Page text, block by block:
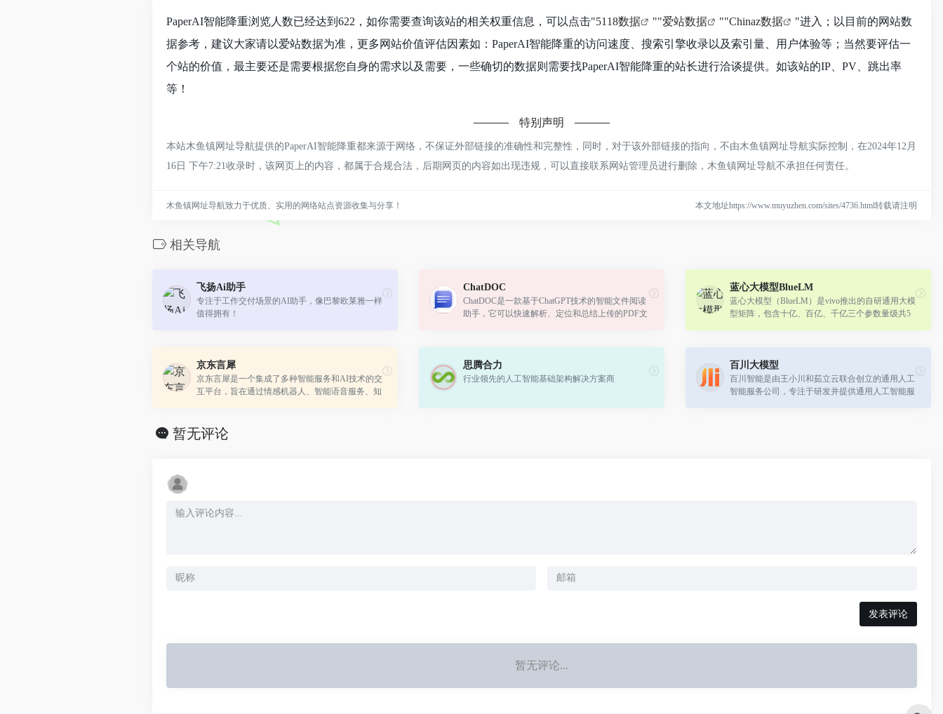
PaperAI智能降重浏览人数已经达到622，如你需要查询该站的相关权重信息，可以点击"5118数据 ""爱站数据 ""Chinaz数据
"进入；以目前的网站数
据参考，建议大家请以爱站数据为准，更多网站价值评估因素如：PaperAI智能降重的访问速度、搜索引擎收录以及索引量、用户体验等；当然要评估一
个站的价值，最主要还是需要根据您自身的需求以及需要，一些确切的数据则需要找PaperAI智能降重的站长进行洽谈提供。如该站的IP、PV、跳出率
等！
特别声明
本站木鱼镇网址导航提供的PaperAI智能降重都来源于网络，不保证外部链接的准确性和完整性，同时，对于该外部链接的指向，不由木鱼镇网址导航实际控制，在2024年12月
16日 下午7:21收录时，该网页上的内容，都属于合规合法，后期网页的内容如出现违规，可以直接联系网站管理员进行删除，木鱼镇网址导航不承担任何责任。
木鱼镇网址导航致力于优质、实用的网络站点资源收集与分享！ 本文地址https://www.muyuzhen.com/sites/4736.html转载请注明
相关导航
飞扬Ai助手
专注于工作交付场景的AI助手，像巴黎欧莱雅一样
值得拥有！
ChatDOC
ChatDOC是一款基于ChatGPT技术的智能文件阅读
助手，它可以快速解析、定位和总结上传的PDF文
蓝心大模型BlueLM
蓝心大模型（BlueLM）是vivo推出的自研通用大模
型矩阵，包含十亿、百亿、千亿三个参数量级共5
京东言犀
京东言犀是一个集成了多种智能服务和AI技术的交
互平台，旨在通过情感机器人、智能语音服务、知
思腾合力
行业领先的人工智能基础架构解决方案商
百川大模型
百川智能是由王小川和茹立云联合创立的通用人工
智能服务公司，专注于研发并提供通用人工智能服
暂无评论
发表评论
暂无评论...